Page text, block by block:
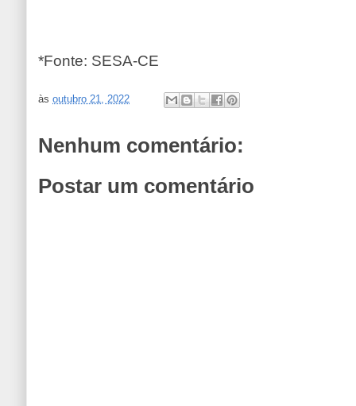
*Fonte: SESA-CE
àsoutubro 21, 2022
Nenhum comentário:
Postar um comentário